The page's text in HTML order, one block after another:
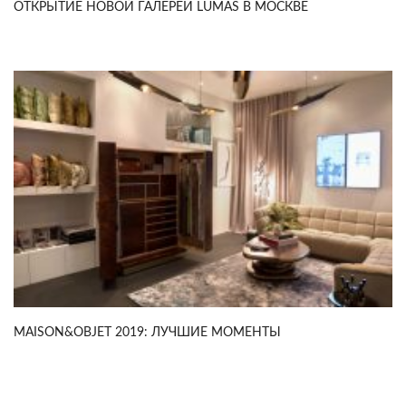
ОТКРЫТИЕ НОВОЙ ГАЛЕРЕИ LUMAS В МОСКВЕ
MAISON&OBJET 2019: ЛУЧШИЕ МОМЕНТЫ